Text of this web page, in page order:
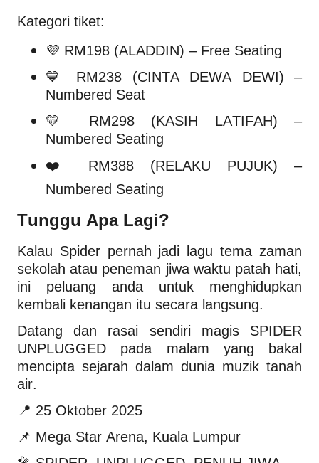
Kategori tiket:
💜 RM198 (ALADDIN) – Free Seating
💙 RM238 (CINTA DEWA DEWI) –
Numbered Seat
💛 RM298 (KASIH LATIFAH) –
Numbered Seating
❤️ RM388 (RELAKU PUJUK) –
Numbered Seating
Tunggu Apa Lagi?
Kalau Spider pernah jadi lagu tema zaman
sekolah atau peneman jiwa waktu patah hati,
ini peluang anda untuk menghidupkan
kembali kenangan itu secara langsung.
Datang dan rasai sendiri magis SPIDER
UNPLUGGED pada malam yang bakal
mencipta sejarah dalam dunia muzik tanah
air.
📍 25 Oktober 2025
📌 Mega Star Arena, Kuala Lumpur